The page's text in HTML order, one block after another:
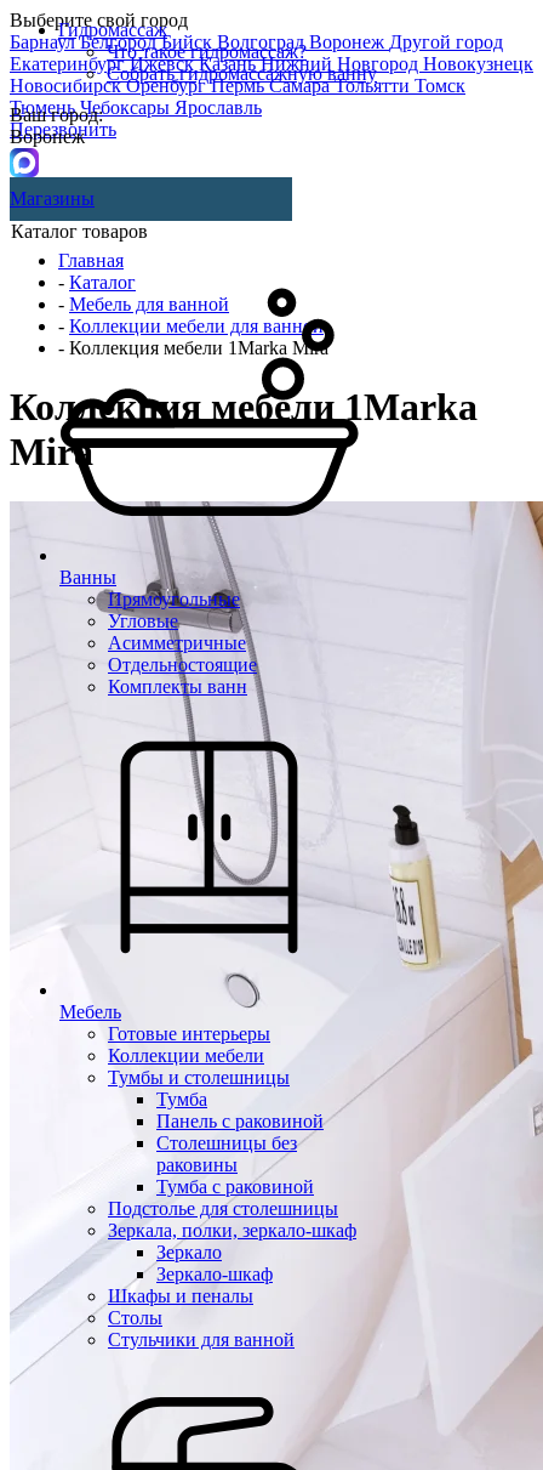
Выберите свой город
БарнаулБелгородБийск ВолгоградВоронеж Другой город
ЕкатеринбургИжевскКазаньНижний Новгород Новокузнецк
НовосибирскОренбургПермьСамараТольятти Томск
ТюменьЧебоксары Ярославль
Перезвонить
Гидромассаж
Что такое гидромассаж?
Собрать гидромассажную ванну
Ваш город:
Воронеж
Магазины
Каталог товаров
Ванны
Прямоугольные
Угловые
Асимметричные
Отдельностоящие
Комплекты ванн
Мебель
Готовые интерьеры
Коллекции мебели
Тумбы и столешницы
Тумба
Панель с раковиной
Столешницы без
раковины
Тумба с раковиной
Подстолье для столешницы
Зеркала, полки, зеркало-шкаф
Зеркало
Зеркало-шкаф
Шкафы и пеналы
Столы
Стульчики для ванной
Главная
- Каталог
- Мебель для ванной
- Коллекции мебели для ванной
- Коллекция мебели 1Marka Mira
Коллекция мебели 1Marka
Mira